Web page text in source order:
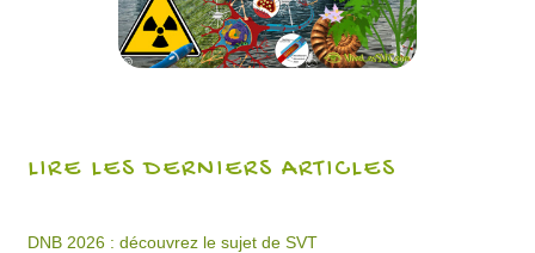
LIRE LES DERNIERS ARTICLES
DNB 2026 : découvrez le sujet de SVT